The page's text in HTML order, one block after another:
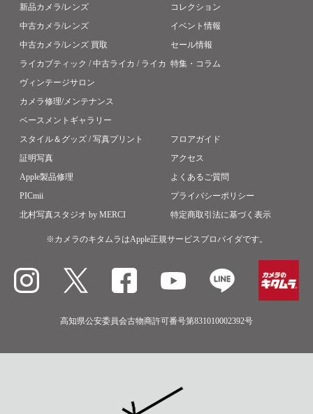
新品カメラ/レンズ
中古カメラ/レンズ
中古カメラ/レンズ 買取
ライカブティック / 中古ライカ / ライカ
ヴィンテージサロン
カメラ修理/メンテナンス
ベースメントギャラリー
スタイル＆グッズ / 写真プリント
証明写真
Apple製品修理
PICmii
北村写真スタジオ by MERCI
コレクション
イベント情報
セール情報
特集・コラム
フロアガイド
アクセス
よくあるご質問
プライバシーポリシー
特定商取引法に基づく表示
※カメラのキタムラはApple正規サービスプロバイダです。
高知県公安委員会古物商許可番号第831010002392号